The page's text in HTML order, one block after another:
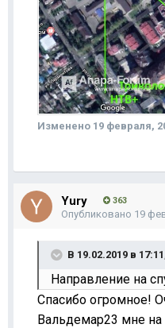
Изменено 19 февраля,
Yury 363
Опубликовано 19
В 19.02.2019 в
Направление на
Спасибо огромное!
Вальдемар23 мне